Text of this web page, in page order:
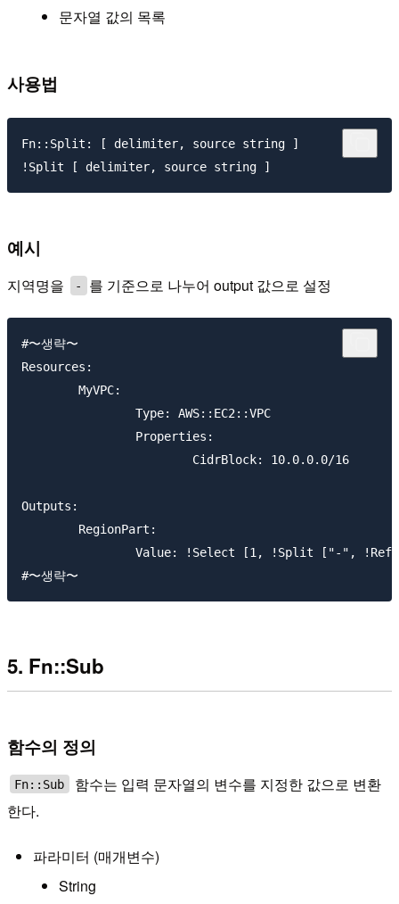
문자열 값의 목록
사용법
Fn::Split: [ delimiter, source string ]
예시
지역명을 - 를 기준으로 나누어 output 값으로 설정
#〜생략〜
Resources:
Outputs:
5. Fn::Sub
함수의 정의
Fn::Sub
함수는 입력 문자열의 변수를 지정한 값으로 변환
한다.
파라미터 (매개변수)
String